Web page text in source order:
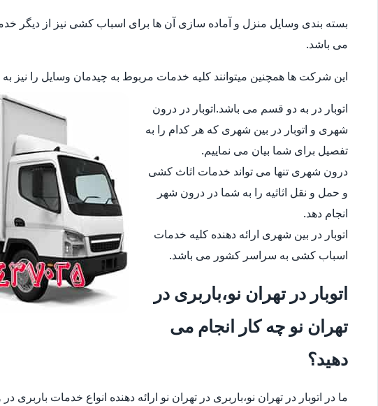
بسته بندی وسایل منزل و آماده سازی آن ها برای اسباب کشی نیز از دیگر
می باشد.
این شرکت ها همچنین میتوانند کلیه خدمات مربوط به چیدمان وسایل را نیز به
اتوبار در به دو قسم می باشد.اتوبار در درون
شهری و اتوبار در بین شهری که هر کدام را به
تفصیل برای شما بیان می نماییم.
درون شهری تنها می تواند خدمات اثاث کشی
و حمل و نقل اثاثیه را به شما در درون شهر
انجام دهد.
اتوبار در بین شهری ارائه دهنده کلیه خدمات
اسباب کشی به سراسر کشور می باشد.
اتوبار در تهران نو،باربری در
تهران نو چه کار انجام می
دهید؟
ما در اتوبار در تهران نو،باربری در تهران نو ارائه دهنده انواع خدمات